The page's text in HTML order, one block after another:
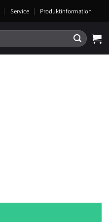
Service Produktinformation